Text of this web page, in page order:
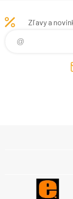
Zľavy a